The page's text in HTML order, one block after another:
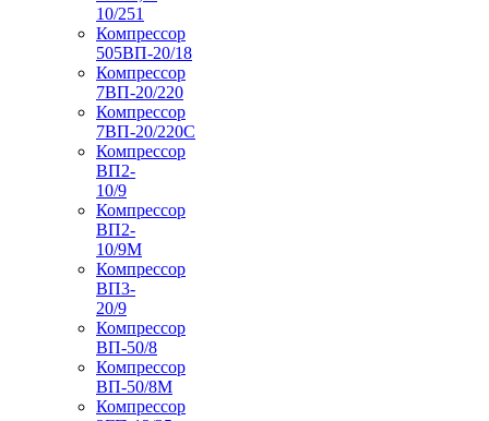
10/251
Компрессор
505ВП-20/18
Компрессор
7ВП-20/220
Компрессор
7ВП-20/220С
Компрессор
ВП2-
10/9
Компрессор
ВП2-
10/9М
Компрессор
ВП3-
20/9
Компрессор
ВП-50/8
Компрессор
ВП-50/8М
Компрессор